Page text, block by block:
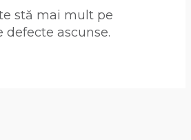
stă mai mult pe
ascunse.